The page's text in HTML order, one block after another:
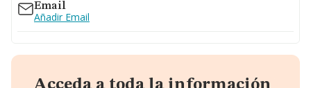
Email
Añadir Email